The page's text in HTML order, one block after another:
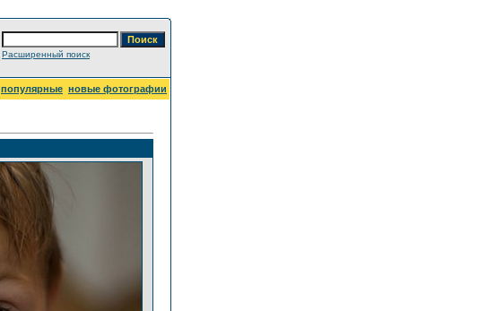
Расширенный поиск
популярные новые фотографии